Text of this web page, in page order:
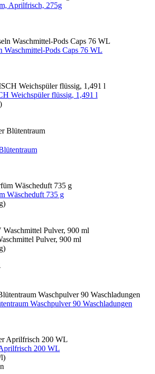
Aprilfrisch, 275g
Waschmittel-Pods Caps 76 WL
Weichspüler flüssig, 1,491 l
Wäscheduft 735 g
Pulver, 900 ml
Waschpulver 90 Waschladungen
200 WL
l)